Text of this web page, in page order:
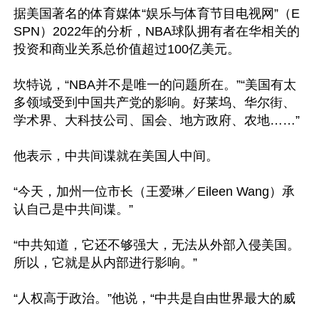
据美国著名的体育媒体“娱乐与体育节目电视网”（E
SPN）2022年的分析，NBA球队拥有者在华相关的
投资和商业关系总价值超过100亿美元。
坎特说，“NBA并不是唯一的问题所在。”“美国有太
多领域受到中国共产党的影响。好莱坞、华尔街、
学术界、大科技公司、国会、地方政府、农地……”
他表示，中共间谍就在美国人中间。
“今天，加州一位市长（王爱琳／Eileen Wang）承
认自己是中共间谍。”
“中共知道，它还不够强大，无法从外部入侵美国。
所以，它就是从内部进行影响。”
“人权高于政治。”他说，“中共是自由世界最大的威